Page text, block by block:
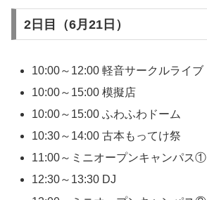
2日目（6月21日）
10:00～12:00 軽音サークルライブ
10:00～15:00 模擬店
10:00～15:00 ふわふわドーム
10:30～14:00 古本もってけ祭
11:00～ミニオープンキャンパス①
12:30～13:30 DJ